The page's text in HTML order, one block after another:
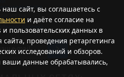
данных
сайт, вы соглашаетесь с
и даёте согласие на
пользовательских данных в
проведения ретаргетинга
исследований и обзоров.
ваши данные обрабатывались,